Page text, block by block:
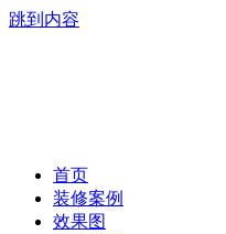
跳到内容
首页
装修案例
效果图